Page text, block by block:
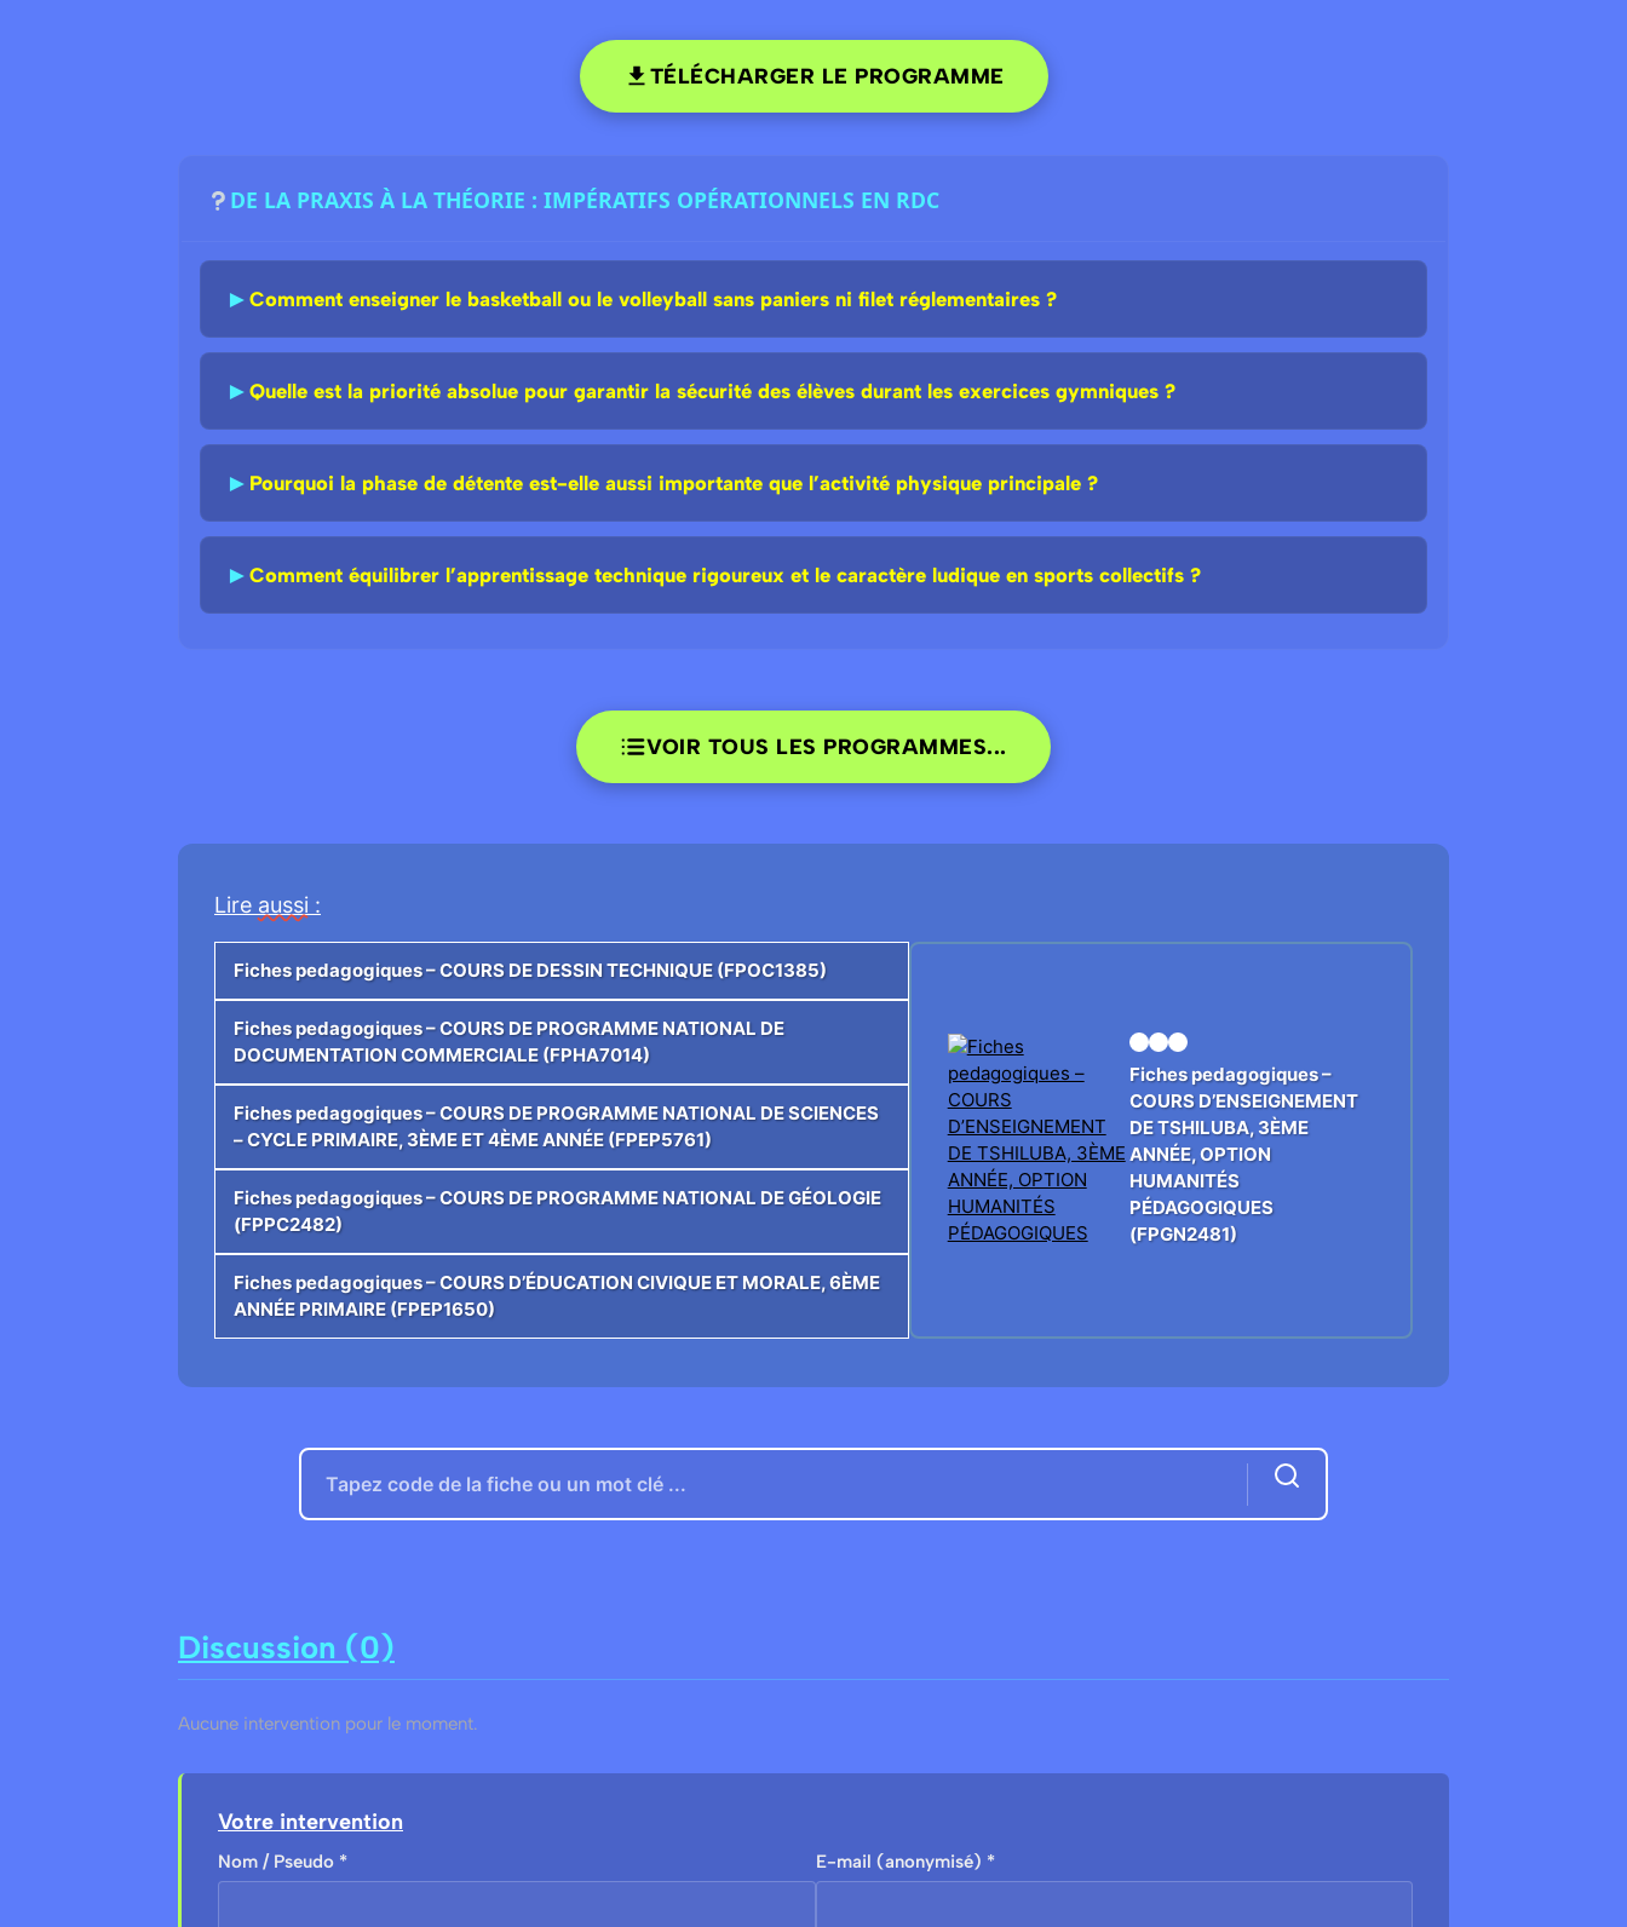
TÉLÉCHARGER LE PROGRAMME
DE LA PRAXIS À LA THÉORIE : IMPÉRATIFS OPÉRATIONNELS EN RDC
► Comment enseigner le basketball ou le volleyball sans paniers ni filet réglementaires ?
► Quelle est la priorité absolue pour garantir la sécurité des élèves durant les exercices gymniques ?
► Pourquoi la phase de détente est-elle aussi importante que l’activité physique principale ?
► Comment équilibrer l’apprentissage technique rigoureux et le caractère ludique en sports collectifs ?
VOIR TOUS LES PROGRAMMES...
Lire aussi :
Fiches pedagogiques – COURS DE DESSIN TECHNIQUE (FPOC1385)
Fiches pedagogiques – COURS DE PROGRAMME NATIONAL DE
DOCUMENTATION COMMERCIALE (FPHA7014)
Fiches pedagogiques – COURS DE PROGRAMME NATIONAL DE SCIENCES
– CYCLE PRIMAIRE, 3ÈME ET 4ÈME ANNÉE (FPEP5761)
Fiches pedagogiques – COURS DE PROGRAMME NATIONAL DE GÉOLOGIE
(FPPC2482)
Fiches pedagogiques – COURS D’ÉDUCATION CIVIQUE ET MORALE, 6ÈME
ANNÉE PRIMAIRE (FPEP1650)
Fiches pedagogiques –
COURS D’ENSEIGNEMENT
DE TSHILUBA, 3ÈME
ANNÉE, OPTION
HUMANITÉS
PÉDAGOGIQUES
(FPGN2481)
Discussion (0)
Aucune intervention pour le moment.
Votre intervention
Nom / Pseudo * E-mail (anonymisé) *